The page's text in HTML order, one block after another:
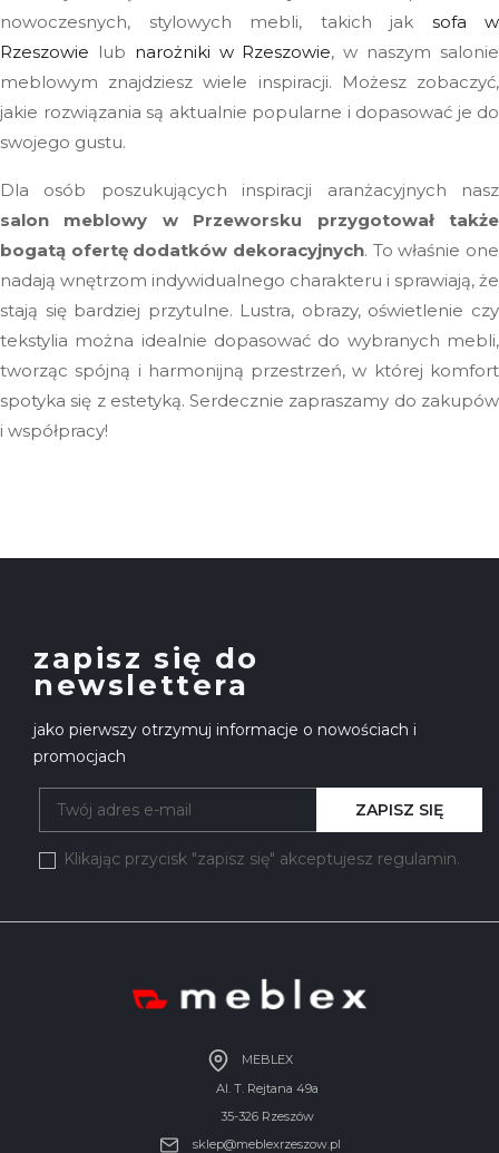
nowoczesnych, stylowych mebli, takich jak sofa w
Rzeszowie lub narożniki w Rzeszowie, w naszym salonie
meblowym znajdziesz wiele inspiracji. Możesz zobaczyć,
jakie rozwiązania są aktualnie popularne i dopasować je do
swojego gustu.
Dla osób poszukujących inspiracji aranżacyjnych nasz
salon meblowy w Przeworsku
przygotował także
bogatą ofertę dodatków dekoracyjnych. To właśnie one
nadają wnętrzom indywidualnego charakteru i sprawiają, że
stają się bardziej przytulne. Lustra, obrazy, oświetlenie czy
tekstylia można idealnie dopasować do wybranych mebli,
tworząc spójną i harmonijną przestrzeń, w której komfort
spotyka się z estetyką. Serdecznie zapraszamy do zakupów
i współpracy!
zapisz się do
newslettera
jako pierwszy otrzymuj informacje o nowościach i
promocjach
Klikając przycisk "zapisz się" akceptujesz regulamin.
ZAPISZ SIĘ
MEBLEX
Al. T. Rejtana 49a
35-326 Rzeszów
sklep@meblexrzeszow.pl